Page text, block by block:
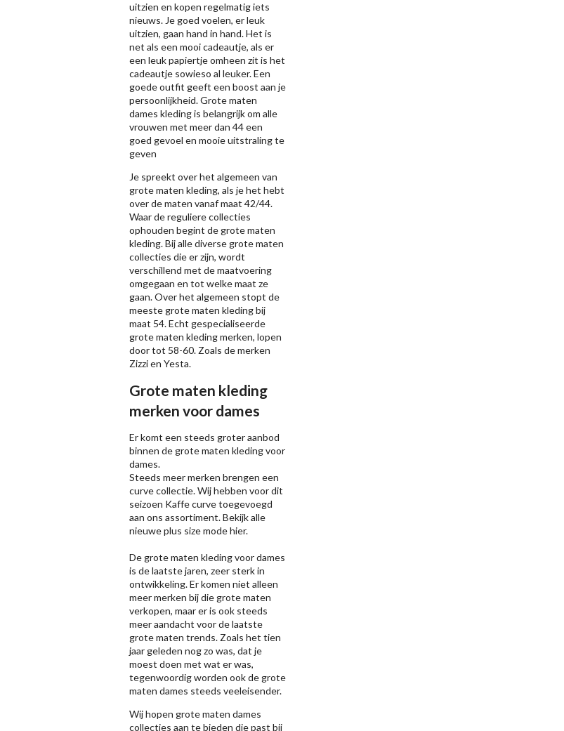
uitzien en kopen regelmatig iets
nieuws. Je goed voelen, er leuk
uitzien, gaan hand in hand. Het is
net als een mooi cadeautje, als er
een leuk papiertje omheen zit is het
cadeautje sowieso al leuker. Een
goede outfit geeft een boost aan je
persoonlijkheid. Grote maten
dames kleding is belangrijk om alle
vrouwen met meer dan 44 een
goed gevoel en mooie uitstraling te
geven
Je spreekt over het algemeen van
grote maten kleding, als je het hebt
over de maten vanaf maat 42/44.
Waar de reguliere collecties
ophouden begint de grote maten
kleding. Bij alle diverse grote maten
collecties die er zijn, wordt
verschillend met de maatvoering
omgegaan en tot welke maat ze
gaan. Over het algemeen stopt de
meeste grote maten kleding bij
maat 54. Echt gespecialiseerde
grote maten kleding merken, lopen
door tot 58-60. Zoals de merken
Zizzien Yesta.
Grote maten kleding
merken voor dames
Er komt een steeds groter aanbod
binnen de grote maten kleding voor
dames.
Steeds meer merken brengen een
curve collectie. Wij hebben voor dit
seizoen Kaffecurve toegevoegd
aan ons assortiment. Bekijk alle
nieuweplus size modehier.
De grote maten kleding voor dames
is de laatste jaren, zeer sterk in
ontwikkeling. Er komen niet alleen
meer merken bij die grote maten
verkopen, maar er is ook steeds
meer aandacht voor de laatste
grote maten trends. Zoals het tien
jaar geleden nog zo was, dat je
moest doen met wat er was,
tegenwoordig worden ook de grote
maten dames steeds veeleisender.
Wij hopen grote maten dames
collecties aan te bieden die past bij